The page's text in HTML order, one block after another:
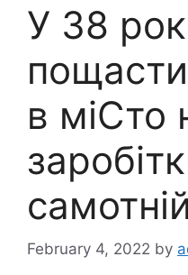
У 38
в міCто
February 4, 2022 by